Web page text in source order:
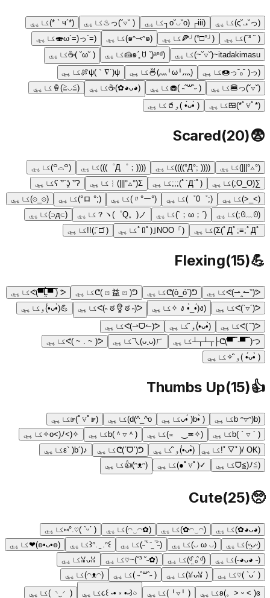
(っ˘ڡ˘ς) کاپي (o˘◡˘o) ┌iii┐ کاپي ( ˘▽˘)っ♨ کاپي (*´ч ` *)
کاپي
( ˘ ³˘)
کاپي (╯°□°)╯🍕 کاپي (๑ᵔ⤙ᵔ๑) کاپي (=`ω´=)っ🍣
کاپي
itadakimasu~(˘▽˘~)
کاپي (๑ˊ͈ ꇴ ˋ͈)ᵃⁿᵈ🍰 کاپي ( ˘ω˘ )☕
کاپي
(っ˘ₒ˘ )っ🍩
کاپي (灬╹ω╹灬)🍜 کاپي ψ(｀∇´)ψ🍖
کاپي
(˘▽˘)っ🍔
کاپي ( ˶ˆ꒳ˆ˵ )🧁 کاپي (◕ᴗ◕✿)☕ کاپي (≧◡≦)🍦 کاپي
(*ﾟ∀ﾟ*)🍱
کاپي ( •̀ᴗ•́ )و🥤 کاپي
😨
Scared(20)
(°△°|||)کاپي (((( ;°Д°)))) کاپي ((((；゜Д゜))) کاپي (꒪⌓꒪)کاپي
∑(O_O;)
کاپي (ﾟ´Д`ﾟ);;; کاپي Σ(°△°|||)︴ کاپي ʕ ͡° ʖ̯ ͡°ʔکاپي
(>_<)کاپي (;゜0゜) کاپي (°ー°〃) کاپي (;° ロ°) کاپي (☉_☉)کاپي
(ꏿ﹏ꏿ;)
کاپي (´；ω；`) کاپي ヽ(゜Q。)ノ？ کاپي (⊃д⊂)
کاپي
Σ(ﾟДﾟ;≡;ﾟДﾟ) کاپي (」ﾟﾛﾟ)｣NOO کاپي ( ̄□ ̄;)!! کاپي
💪
Flexing(15)
ᕙ(⇀‸↼‶)ᕗکاپي ᕦ(ò_óˇ)ᕤکاپي ᕦ( ⊡ 益 ⊡ )ᕤکاپي ᕙ(▀̿̿Ĺ̯̿̿▀̿ ̿) ᕗکاپي
ᕙ(`▽´)ᕗکاپي (ง •̀_•́)ง ✧ کاپي ᕙ(˵ ಠ ਊ ಠ ˵)ᕗکاپي 💪(•̀ᴗ•́)و
کاپي
ᕙ( ̄ ̄)ᕗ
کاپي (•̀ᴗ•́)و ̑̑ کاپي ᕙ(⇀ᗜ↼)ᕗکاپي
ᕦ(▀̿ ̿ -▀̿ ̿ )つ├┬┴┬┴
کاپي 乁(ᴗ˳ᴗ)ㄏکاپي ᕙ( ~ . ~ )ᕗکاپي
( •̀ᴗ•́ )و ̑̑✧
کاپي
👍
Thumbs Up(15)
(b ᵔ▽ᵔ)b کاپي ( •̀ᴗ•́ )b کاپي d(^_^o) کاپي (☞ﾟ∀ﾟ)☞
کاپي
( ´ ▽ ` )b کاپي (✧≖‿ゝ≖) کاپي (＾▽＾)b کاپي ✧(>o<)ﾉ✧
کاپي
(ﾟ▽ﾟ)/ OK!
کاپي (•̀ᴗ•́)و ̑̑ کاپي ᕦ(ˊᗜˋ)ᕤکاپي ♪(´ε` )b
کاپي
(≧ᗜ≦)ﾉ
کاپي ✓(ﾟ∀ﾟ●) کاپي (ᵔᴥᵔ)👍 کاپي
🥺
Cute(25)
(◕ᴗ◕✿) کاپي (◠‿◠✿)کاپي (✿◠‿◠)کاپي ( ˊᵕˋ )♡.°⑅
کاپي
(ᵕ̤ᴗᵕ̤)
کاپي (◡ ω ◡) کاپي (˶‾᷄ ⁻̫ ‾᷅˵)کاپي ꒰ᐢ. ̫ .ᐢ꒱ کاپي (◍•ᴗ•◍)❤
کاپي
(˵ ◕ᴗ◕˵)
کاپي (ᵒ̤̑ ₀̑ ᵒ̤̑) کاپي (✿˶˘ ³˘)~♡ کاپي ꈍᴗꈍکاپي
( ´ᴗ` )♡
کاپي (⁠ ⁠ꈍ⁠ᴗ⁠ꈍ⁠) کاپي ( ˶ˆ꒳ˆ˵ )کاپي (◠ᴥ◠)
کاپي
ʚ(。˃ ᵕ ˂ )ɞکاپي ( ╹▽╹ )کاپي ૮꒰ ˶• ༝ •˶꒱აکاپي ( ◜‿◝ )کاپي